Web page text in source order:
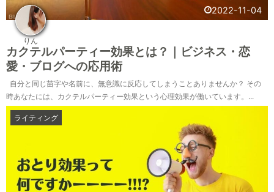
カクテルパーティー効果とは？｜ビジネス・恋
愛・ブログへの応用術
2022-11-04
りん
自分と同じ苗字や名前に、無意識に反応してしまうことありませんか？ その
時あなたには、カクテルパーティー効果という心理効果が働いています。...
ライティング